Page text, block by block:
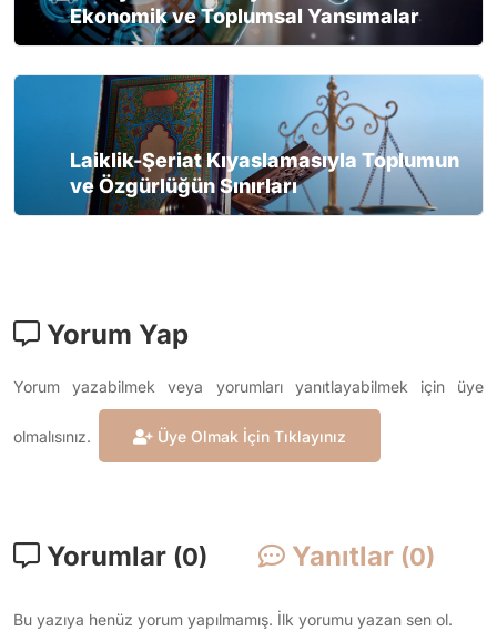
Ekonomik ve Toplumsal Yansımalar
Laiklik-Şeriat Kıyaslamasıyla Toplumun
ve Özgürlüğün Sınırları
Yorum Yap
Yorum yazabilmek veya yorumları yanıtlayabilmek için üye
olmalısınız. Üye Olmak İçin Tıklayınız
Yorumlar (0) Yanıtlar (0)
Bu yazıya henüz yorum yapılmamış. İlk yorumu yazan sen ol.